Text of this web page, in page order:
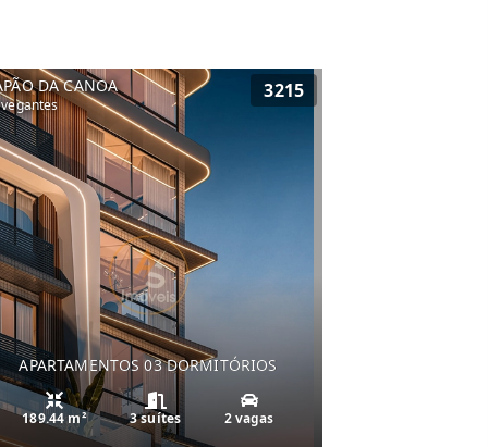
DA CANOA 3215
APARTAMENTOS 03 DORMITÓRIOS
189.44 m² 3 suítes 2 vagas